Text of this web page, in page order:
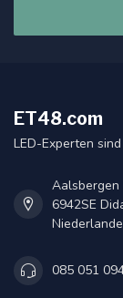
ET48.com
LED-Experten
Aalsbergen
6942SE
Niederlande
085 051